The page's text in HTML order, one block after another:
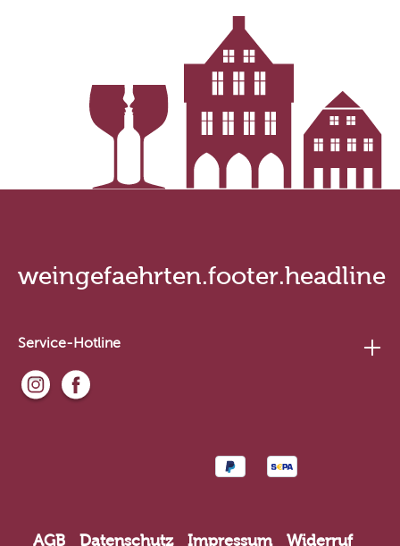
weingefaehrten.footer.headline
Service-Hotline
AGB Datenschutz Impressum Widerruf